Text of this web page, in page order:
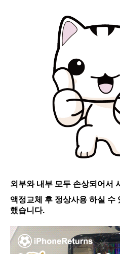
외부와 내부 모두 손상되어서
액정교체 후 정상사용 하실 수
했습니다.